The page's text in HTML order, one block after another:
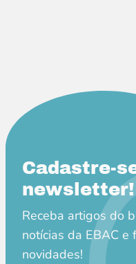
Cadastre-
newsletter!
Receba artigos do
notícias da EBAC
novidades!